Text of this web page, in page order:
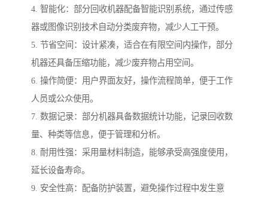
4. 智能化：部分回收机器配备智能识别系统，通过传感
器或图像识别技术自动分类废弃物，减少人工干预。
5. 节省空间：设计紧凑，适合在有限空间内操作，部分
机器还具备压缩功能，减少废弃物占用空间。
6. 操作简便：用户界面友好，操作流程简单，便于工作
人员或公众使用。
7. 数据记录：部分机器具备数据统计功能，记录回收数
量、种类等信息，便于管理和分析。
8. 耐用性强：采用量材料制造，能够承受高强度使用，
延长设备寿命。
9. 安全性高：配备防护装置，避免操作过程中发生意